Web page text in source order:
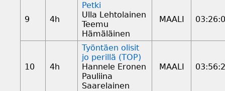
9 4h
Petki
Ulla Lehtolainen
Teemu
Hämäläinen
MAALI
10 4h
Työntäen olisit
jo perillä (TOP)
Hannele Eronen
Pauliina
Saarelainen
MAALI